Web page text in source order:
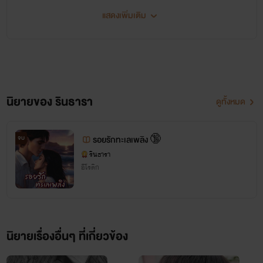
ลดาได้ยังไง ไม่มีทาง เขาจะไม่แตะต้องเธอเด็ดขาด
แล้วด้วย พลอยไม่รู้จะให้ใครช่วยแล้วนอกจากเฮีย นะคะ ช่วย
พลอยเถอะนะคะ ไม่งั้นพลอยต้องสอบตกแล้วได้กลับไทยแน่เลย
พลอยสัญญาค่ะว่าพี่เดือนจะไม่รู้เรื่องของเรา ” พลอยลดาพูดบอก
ไปก็ทำหน้าเว้าวอนเขาแบบแกล้งๆ ยังไงวันนี้เธอจะต้องหาทางให้
แฟรงก์มีอะไรกับเธอให้ได้ ไม่งั้นเธอต้องเสียเขาไปกับยัยป้าภารดี
“แล้วทำไมไม่ตั้งใจเรียนห้ะ เธอนี่มันจริงๆ ทำพี่เดือดร้อนได้ทุ
ที่เพจเฟสบุ๊ค：
ขอบคุณทุกท่านที่เข้ามาอ่าน
และคอยติดตามนิยายของไรท์นะคะ
แสดงเพิ่มเติม
นิยายของ รินธารา ดูทั้งหมด
จบ รอยรักทะเลเพลิง 🔞
รินธารา
อีโรติก
นิยายเรื่องอื่นๆ ที่เกี่ยวข้อง